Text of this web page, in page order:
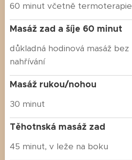
60 minut včetně termoterapie
Masáž zad a šíje 60 minut
důkladná hodinová masáž bez
nahřívání
Masáž rukou/nohou
30 minut
Těhotnská masáž zad
45 minut, v leže na boku